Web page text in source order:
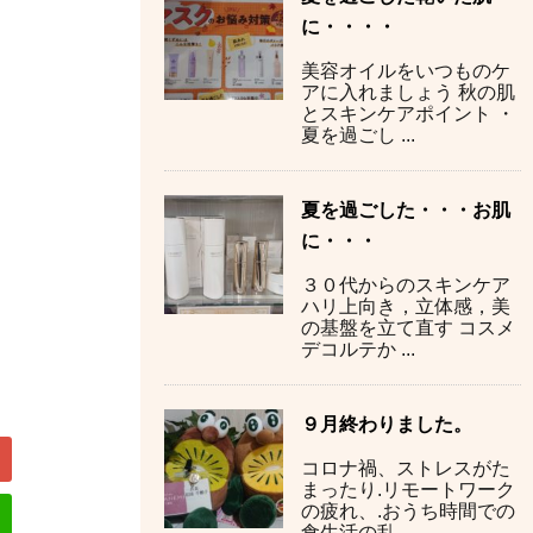
に・・・・
美容オイルをいつものケ
アに入れましょう 秋の肌
とスキンケアポイント ・
夏を過ごし ...
夏を過ごした・・・お肌
に・・・
３０代からのスキンケア
ハリ上向き，立体感，美
の基盤を立て直す コスメ
デコルテか ...
９月終わりました。
コロナ禍、ストレスがた
まったり.リモートワーク
の疲れ、.おうち時間での